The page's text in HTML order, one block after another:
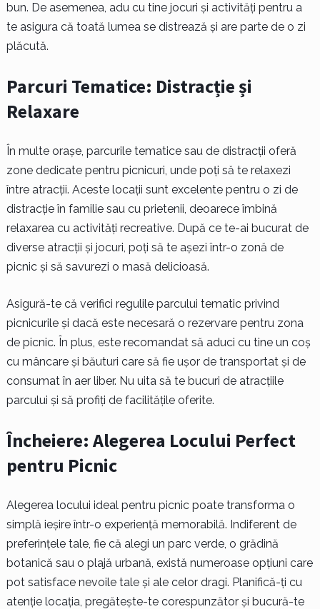
bun. De asemenea, adu cu tine jocuri și activități pentru a
te asigura că toată lumea se distrează și are parte de o zi
plăcută.
Parcuri Tematice: Distracție și
Relaxare
În multe orașe, parcurile tematice sau de distracții oferă
zone dedicate pentru picnicuri, unde poți să te relaxezi
între atracții. Aceste locații sunt excelente pentru o zi de
distracție în familie sau cu prietenii, deoarece îmbină
relaxarea cu activități recreative. După ce te-ai bucurat de
diverse atracții și jocuri, poți să te așezi într-o zonă de
picnic și să savurezi o masă delicioasă.
Asigură-te că verifici regulile parcului tematic privind
picnicurile și dacă este necesară o rezervare pentru zona
de picnic. În plus, este recomandat să aduci cu tine un coș
cu mâncare și băuturi care să fie ușor de transportat și de
consumat în aer liber. Nu uita să te bucuri de atracțiile
parcului și să profiți de facilitățile oferite.
Încheiere: Alegerea Locului Perfect
pentru Picnic
Alegerea locului ideal pentru picnic poate transforma o
simplă ieșire într-o experiență memorabilă. Indiferent de
preferințele tale, fie că alegi un parc verde, o grădină
botanică sau o plajă urbană, există numeroase opțiuni care
pot satisface nevoile tale și ale celor dragi. Planifică-ți cu
atenție locația, pregătește-te corespunzător și bucură-te